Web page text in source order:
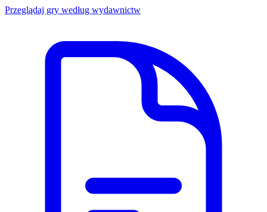
Przeglądaj gry według wydawnictw